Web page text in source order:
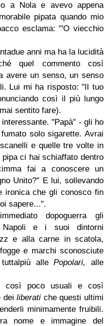
a Nola e avevo appena
pipata quando mio
esclama: "'O viecchio
anni ma ha la lucidità
quel commento così
avere un senso, un senso
Lui mi ha risposto: "Il tuo
così il più lungo
sentito fare).
"Papà" - gli ho
solo sigarette. Avrai
e quelle tre volte in
ci hai schiaffato dentro
fai a conoscere un
Unito?" E lui, sollevando
ironica che gli conosco fin
sapere...".
dopoguerra gli
Napoli e i suoi dintorni
e alla carne in scatola,
e marchi sconosciute
tuttalpiù allePopolari, alle
così poco usuali e così
deiliberati che questi ultimi
minimamente fruibili.
nome e immagine del